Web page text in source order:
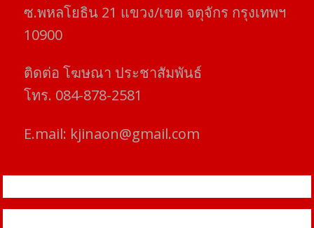
ซ.พหลโยธิน​ 21​ แขวง/เขต​ จตุจักร​ กรุงเทพฯ
10900
ติดต่อ​ โฆษณา​ ประชาสัมพันธ์
โทร​. 084-878-2581
E.mail: kjinaon@gmail.com